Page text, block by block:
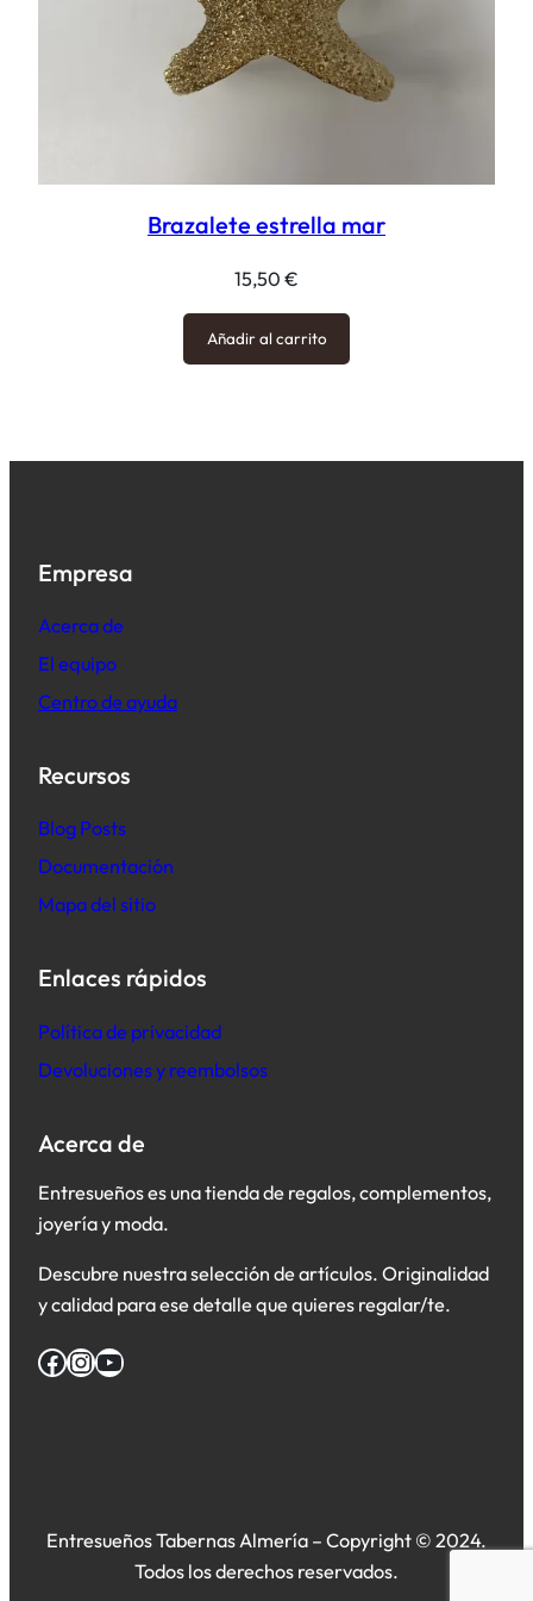
Brazalete estrella mar
15,50 €
Añadir al carrito
Empresa
Acerca de
El equipo
Centro de ayuda
Recursos
Blog Posts
Documentación
Mapa del sitio
Enlaces rápidos
Política de privacidad
Devoluciones y reembolsos
Acerca de
Entresueños es una tienda de regalos, complementos,
joyería y moda.
Descubre nuestra selección de artículos. Originalidad
y calidad para ese detalle que quieres regalar/te.
Facebook InstagramYouTube
Entresueños Tabernas Almería – Copyright © 2024.
Todos los derechos reservados.